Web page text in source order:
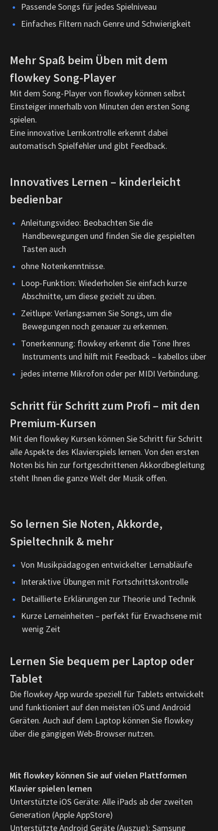
Passende Songs für jedes Spielniveau
Einfaches Filtern nach Genre und Schwierigkeit
Mehr Spaß beim Üben mit dem
flowkey Song-Player
Mit dem Song-Player von flowkey können selbst
Einsteiger innerhalb von Minuten den ersten Song
spielen.
Eine innovative Lernkontrolle erkennt dabei
automatisch Spielfehler und gibt Feedback.
Innovatives Lernen – kinderleicht
bedienbar
Anleitungsvideo: Beobachten Sie die
Handbewegungen und finden Sie die gespielten
Tasten auch
ohne Notenkenntnisse.
Loop-Funktion: Wiederholen Sie einfach kurze
Abschnitte, um diese gezielt zu üben.
Zeitlupe: Verlangsamen Sie Songs, um die
Bewegungen noch genauer zu erkennen.
Tonerkennung: flowkey erkennt die Töne Ihres
Instruments und hilft mit Feedback – kabellos über
jedes interne Mikrofon oder per MIDI Verbindung.
Schritt für Schritt zum Profi – mit den
Premium-Kursen
Mit den flowkey Kursen können Sie Schritt für Schritt
alle Aspekte des Klavierspiels lernen. Von den ersten
Noten bis hin zur fortgeschrittenen Akkordbegleitung
steht Ihnen die ganze Welt der Musik offen.
So lernen Sie Noten, Akkorde,
Spieltechnik & mehr
Von Musikpädagogen entwickelter Lernabläufe
Interaktive Übungen mit Fortschrittskontrolle
Detaillierte Erklärungen zur Theorie und Technik
Kurze Lerneinheiten – perfekt für Erwachsene mit
wenig Zeit
Lernen Sie bequem per Laptop oder
Tablet
Die flowkey App wurde speziell für Tablets entwickelt
und funktioniert auf den meisten iOS und Android
Geräten. Auch auf dem Laptop können Sie flowkey
über die gängigen Web-Browser nutzen.
Mit flowkey können Sie auf vielen Plattformen
Klavier spielen lernen
Unterstützte iOS Geräte: Alle iPads ab der zweiten
Generation (Apple AppStore)
Unterstützte Android Geräte (Auszug): Samsung